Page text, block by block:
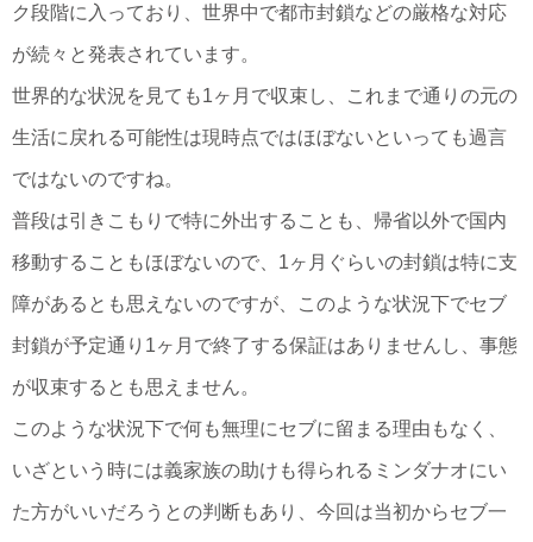
ク段階に入っており、世界中で都市封鎖などの厳格な対応
が続々と発表されています。
世界的な状況を見ても1ヶ月で収束し、これまで通りの元の
生活に戻れる可能性は現時点ではほぼないといっても過言
ではないのですね。
普段は引きこもりで特に外出することも、帰省以外で国内
移動することもほぼないので、1ヶ月ぐらいの封鎖は特に支
障があるとも思えないのですが、このような状況下でセブ
封鎖が予定通り1ヶ月で終了する保証はありませんし、事態
が収束するとも思えません。
このような状況下で何も無理にセブに留まる理由もなく、
いざという時には義家族の助けも得られるミンダナオにい
た方がいいだろうとの判断もあり、今回は当初からセブ一